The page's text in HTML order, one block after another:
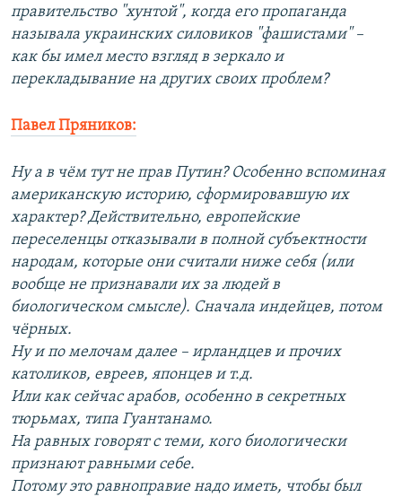
правительство "хунтой", когда его пропаганда
называла украинских силовиков "фашистами" –
как бы имел место взгляд в зеркало и
перекладывание на других своих проблем?
Павел Пряников:
Ну а в чём тут не прав Путин? Особенно вспоминая
американскую историю, сформировавшую их
характер? Действительно, европейские
переселенцы отказывали в полной субъектности
народам, которые они считали ниже себя (или
вообще не признавали их за людей в
биологическом смысле). Сначала индейцев, потом
чёрных.
Ну и по мелочам далее – ирландцев и прочих
католиков, евреев, японцев и т.д.
Или как сейчас арабов, особенно в секретных
тюрьмах, типа Гуантанамо.
На равных говорят с теми, кого биологически
признают равными себе.
Потому это равноправие надо иметь, чтобы был